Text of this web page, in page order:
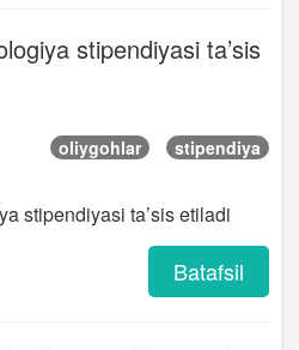
stipendiyasi ta’sis
oliygohlar stipendiya
stipendiyasi ta’sis etiladi
Batafsil